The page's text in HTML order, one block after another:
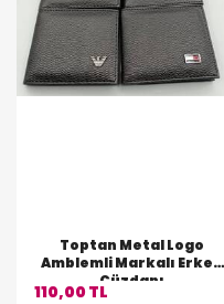
Toptan Metal Logo
Amblemli Markalı Erkek
Cüzdanı
110,00 TL